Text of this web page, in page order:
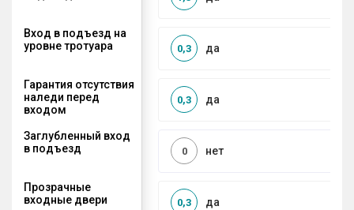
Вход в подъезд на
уровне тротуара
да
0,3
Гарантия отсутствия
наледи перед
входом
да
0,3
Заглубленный вход
в подъезд
нет
0
Прозрачные
входные двери
да
0,3